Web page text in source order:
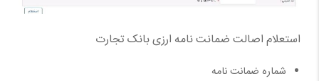
استعلام اصالت ضمانت نامه ارزی بانک تجارت
شماره ضمانت نامه